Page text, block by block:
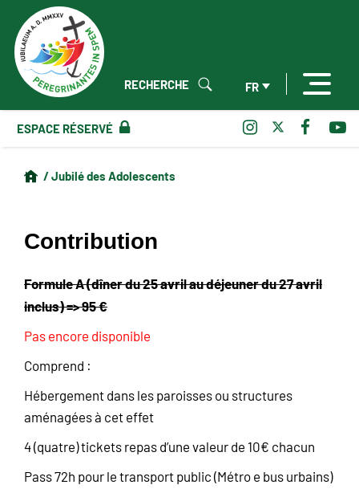
FR
RECHERCHE
ESPACE RÉSERVÉ
/ Jubilé des Adolescents
Contribution
Formule A (dîner du 25 avril au déjeuner du 27 avril
inclus) => 95 €
Pas encore disponible
Comprend :
Hébergement dans les paroisses ou structures
aménagées à cet effet
4 (quatre) tickets repas d’une valeur de 10€ chacun
Pass 72h pour le transport public (Métro e bus urbains)